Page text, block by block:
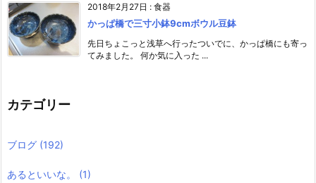
2018年2月27日 : 食器
かっぱ橋で三寸小鉢9cmボウル豆鉢
先日ちょこっと浅草へ行ったついでに、かっぱ橋にも寄っ
てみました。 何か気に入った ...
カテゴリー
ブログ (192)
あるといいな。 (1)